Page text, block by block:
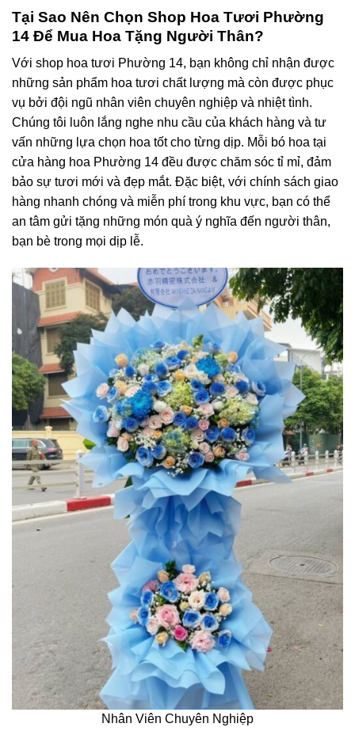
Tại Sao Nên Chọn Shop Hoa Tươi Phường
14 Để Mua Hoa Tặng Người Thân?
Với shop hoa tươi Phường 14, bạn không chỉ nhận được
những sản phẩm hoa tươi chất lượng mà còn được phục
vụ bởi đội ngũ nhân viên chuyên nghiệp và nhiệt tình.
Chúng tôi luôn lắng nghe nhu cầu của khách hàng và tư
vấn những lựa chọn hoa tốt cho từng dịp. Mỗi bó hoa tại
cửa hàng hoa Phường 14 đều được chăm sóc tỉ mỉ, đảm
bảo sự tươi mới và đẹp mắt. Đặc biệt, với chính sách giao
hàng nhanh chóng và miễn phí trong khu vực, bạn có thể
an tâm gửi tặng những món quà ý nghĩa đến người thân,
bạn bè trong mọi dịp lễ.
Nhân Viên Chuyên Nghiệp